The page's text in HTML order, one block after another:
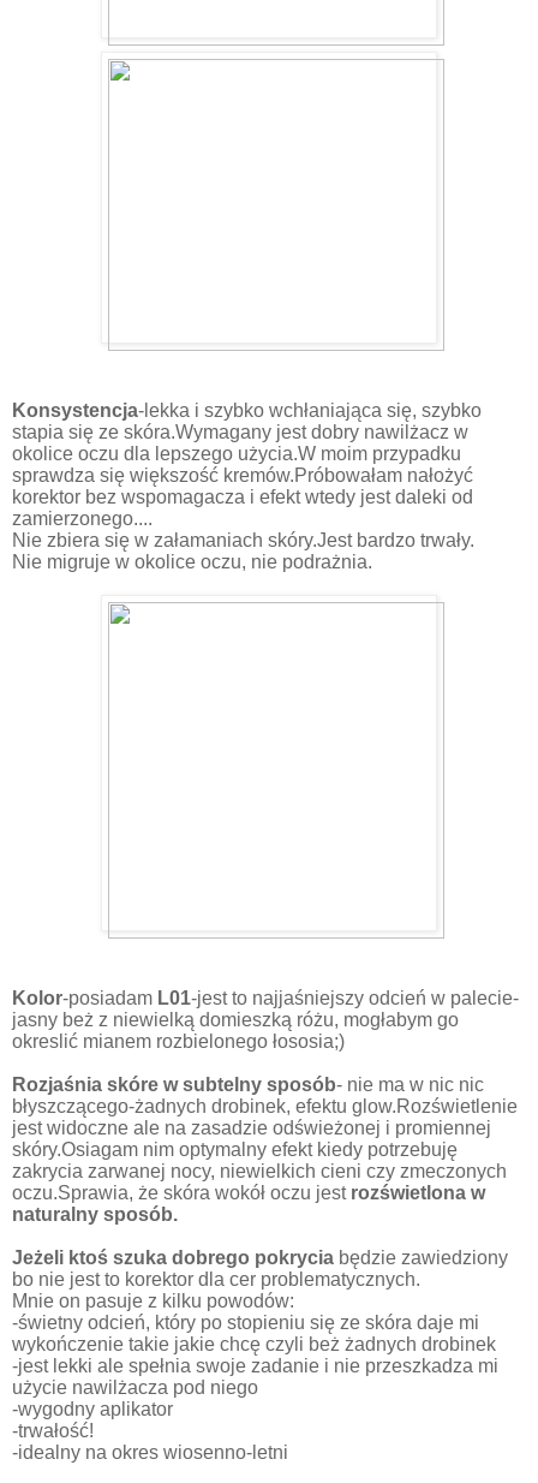
Konsystencja-lekka i szybko wchłaniająca się, szybko
stapia się ze skóra.Wymagany jest dobry nawilżacz w
okolice oczu dla lepszego użycia.W moim przypadku
sprawdza się większość kremów.Próbowałam nałożyć
korektor bez wspomagacza i efekt wtedy jest daleki od
zamierzonego....
Nie zbiera się w załamaniach skóry.Jest bardzo trwały.
Nie migruje w okolice oczu, nie podrażnia.
Kolor-posiadam L01-jest to najjaśniejszy odcień w palecie-
jasny beż z niewielką domieszką różu, mogłabym go
okreslić mianem rozbielonego łososia;)
Rozjaśnia skóre w subtelny sposób- nie ma w nic nic
błyszczącego-żadnych drobinek, efektu glow.Rozświetlenie
jest widoczne ale na zasadzie odświeżonej i promiennej
skóry.Osiagam nim optymalny efekt kiedy potrzebuję
zakrycia zarwanej nocy, niewielkich cieni czy zmeczonych
oczu.Sprawia, że skóra wokół oczu jest rozświetlona w
naturalny sposób.
Jeżeli ktoś szuka dobrego pokrycia będzie zawiedziony
bo nie jest to korektor dla cer problematycznych.
Mnie on pasuje z kilku powodów:
-świetny odcień, który po stopieniu się ze skóra daje mi
wykończenie takie jakie chcę czyli beż żadnych drobinek
-jest lekki ale spełnia swoje zadanie i nie przeszkadza mi
użycie nawilżacza pod niego
-wygodny aplikator
-trwałość!
-idealny na okres wiosenno-letni